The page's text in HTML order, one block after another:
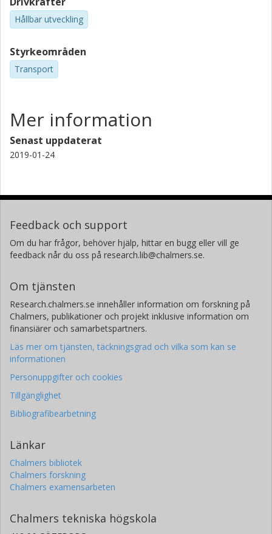
Hållbar utveckling
Styrkeområden
Transport
Mer information
Senast uppdaterat
2019-01-24
Feedback och support
Om du har frågor, behöver hjälp, hittar en bugg eller vill ge
feedback når du oss på research.lib@chalmers.se.
Om tjänsten
Research.chalmers.se innehåller information om forskning på
Chalmers, publikationer och projekt inklusive information om
finansiärer och samarbetspartners.
Läs mer om tjänsten, täckningsgrad och vilka som kan se
informationen
Personuppgifter och cookies
Tillgänglighet
Bibliografibearbetning
Länkar
Chalmers bibliotek
Chalmers forskning
Chalmers examensarbeten
Chalmers tekniska högskola